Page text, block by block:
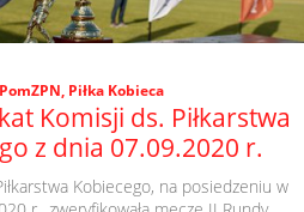
PomZPN, Piłka Kobieca
Komisji ds. Piłkarstwa
z dnia 07.09.2020 r.
Kobiecego, na posiedzeniu w